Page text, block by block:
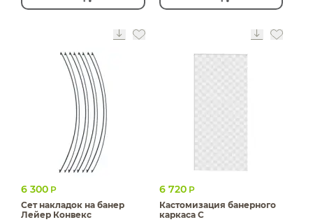
6 300 Р
Сет накладок на банер
Лейер Конвекс
6 720 Р
Кастомизация банерного
каркаса С